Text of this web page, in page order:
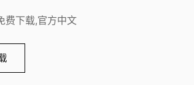
费下载,官方中文